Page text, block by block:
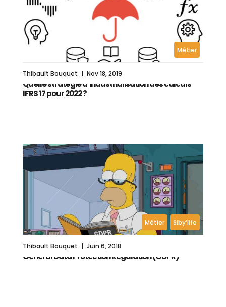
Métier
Quelle stratégie d’industrialisation des calculs
IFRS 17 pour 2022 ?
Thibault Bouquet | Nov 18, 2019
Métier Siby’life
General Data Protection Regulation (GDPR)
Thibault Bouquet | Juin 6, 2018